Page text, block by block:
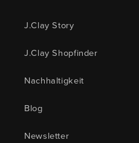
J.Clay Story
J.Clay Shopfinder
Nachhaltigkeit
Blog
Newsletter